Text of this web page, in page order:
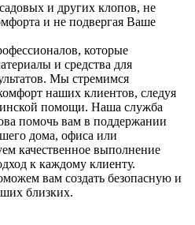
и других клопов, не
и не подвергая Ваше
которые
и средства для
Мы стремимся
наших клиентов, следуя
помощи. Наша служба
помочь вам в поддержании
дома, офиса или
качественное выполнение
к каждому клиенту.
вам создать безопасную и
близких.